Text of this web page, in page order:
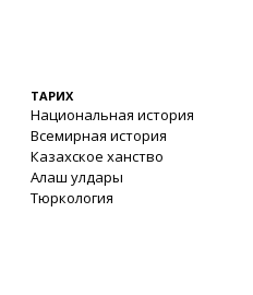
ТАРИХ
Национальная история
Всемирная история
Казахское ханство
Алаш улдары
Тюркология